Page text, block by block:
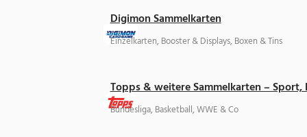
Digimon Sammelkarten
Einzelkarten, Booster & Displays, Boxen & Tins
Topps & weitere Sammelkarten –
Bundesliga, Basketball, WWE & Co